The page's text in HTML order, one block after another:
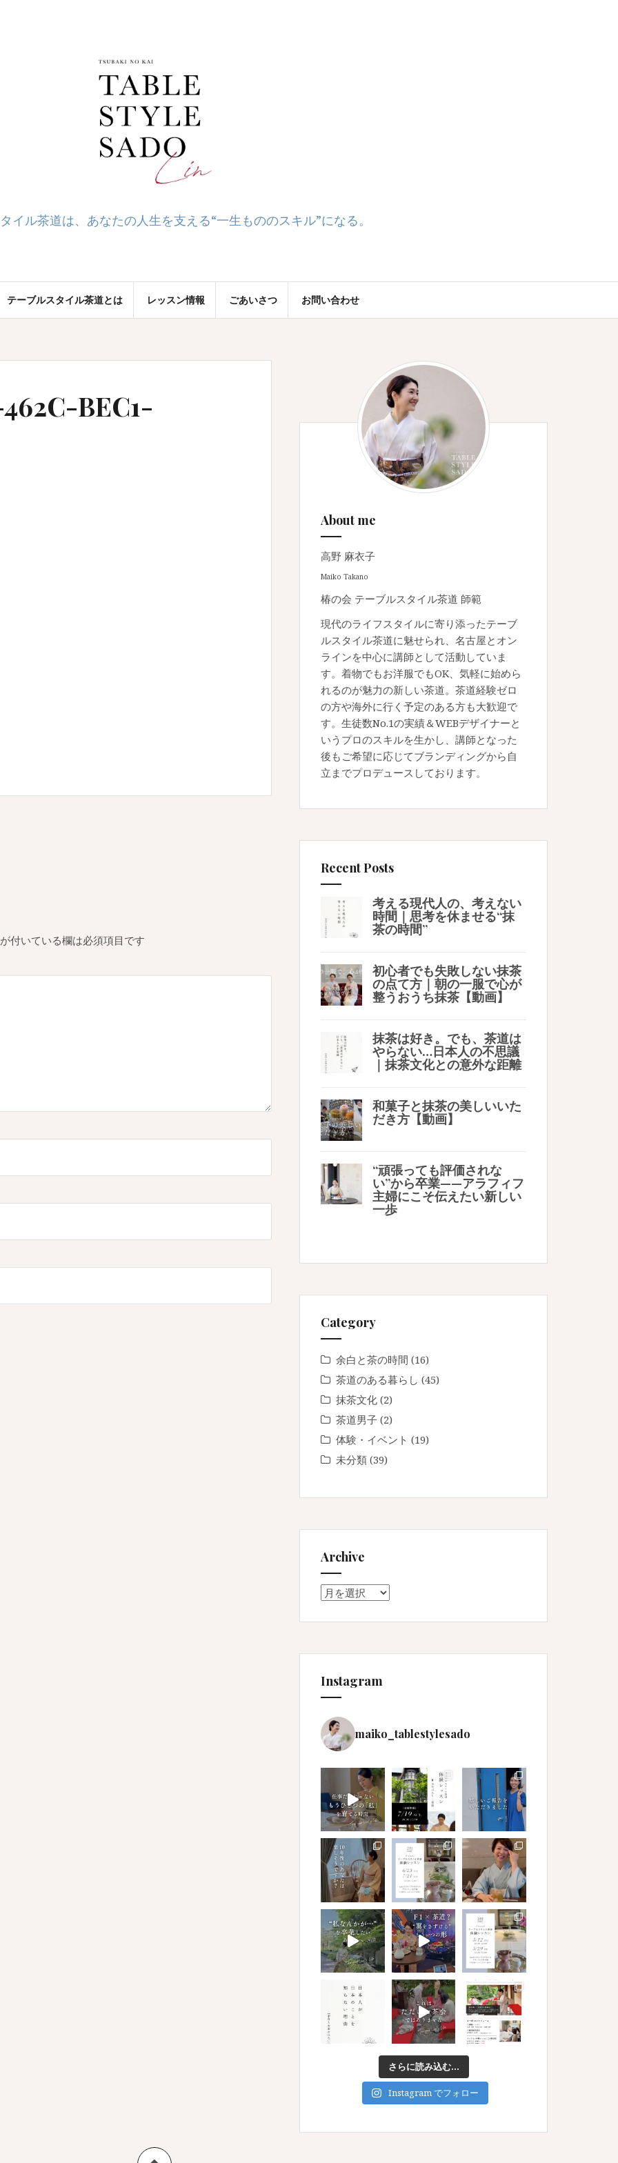
イル茶道は、あなたの人生を支える“一生もののスキル”になる。
テーブルスタイル茶道とは レッスン情報 ごあいさつ お問い合わせ
BEC1-
付いている欄は必須項目です
About me
高野 麻衣子
Maiko Takano
椿の会 テーブルスタイル茶道 師範
現代のライフスタイルに寄り添ったテーブ
ルスタイル茶道に魅せられ、名古屋とオン
ラインを中心に講師として活動していま
す。着物でもお洋服でもOK、気軽に始めら
れるのが魅力の新しい茶道。茶道経験ゼロ
の方や海外に行く予定のある方も大歓迎で
す。生徒数No.1の実績＆WEBデザイナーと
いうプロのスキルを生かし、講師となった
後もご希望に応じてブランディングから自
立までプロデュースしております。
Recent Posts
考える現代人の、考えない
時間｜思考を休ませる“抹
茶の時間”
初心者でも失敗しない抹茶
の点て方｜朝の一服で心が
整うおうち抹茶【動画】
抹茶は好き。でも、茶道は
やらない…日本人の不思議
｜抹茶文化との意外な距離
和菓子と抹茶の美しいいた
だき方【動画】
“頑張っても評価されな
い”から卒業——アラフィフ
主婦にこそ伝えたい新しい
一歩
Category
余白と茶の時間 (16)
茶道のある暮らし (45)
抹茶文化 (2)
茶道男子 (2)
体験・イベント (19)
未分類 (39)
Archive
Archive
Instagram
maiko_tablestylesado
さらに読み込む...
Instagram でフォロー